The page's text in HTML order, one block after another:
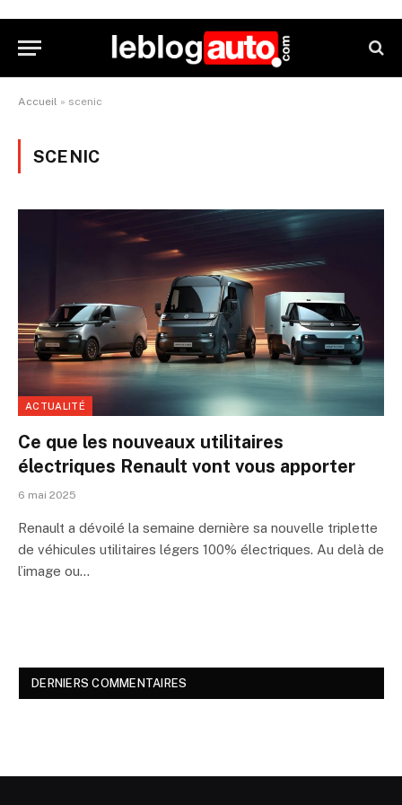
Accueil » scenic
SCENIC
ACTUALITÉ
Ce que les nouveaux utilitaires
électriques Renault vont vous apporter
6 mai 2025
Renault a dévoilé la semaine dernière sa nouvelle triplette
de véhicules utilitaires légers 100% électriques. Au delà de
l’image ou…
DERNIERS COMMENTAIRES